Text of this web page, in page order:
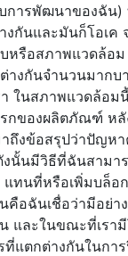
การพัฒนาของฉัน)
งกันและมันก็โอเค
หรือสภาพแวดล้อม
างกันจำนวนมากบ
า ในสภาพแวดล้อม
กของผลิตภัณฑ์ หลั
ถึงข้อสรุปว่าปัญหา
นั้นมีวิธีที่ฉันสามา
แทนที่หรือเพิ่มบล็อ
คือฉันเชื่อว่ามีอย่า
และในขณะที่เรา
ที่แตกต่างกันในกา